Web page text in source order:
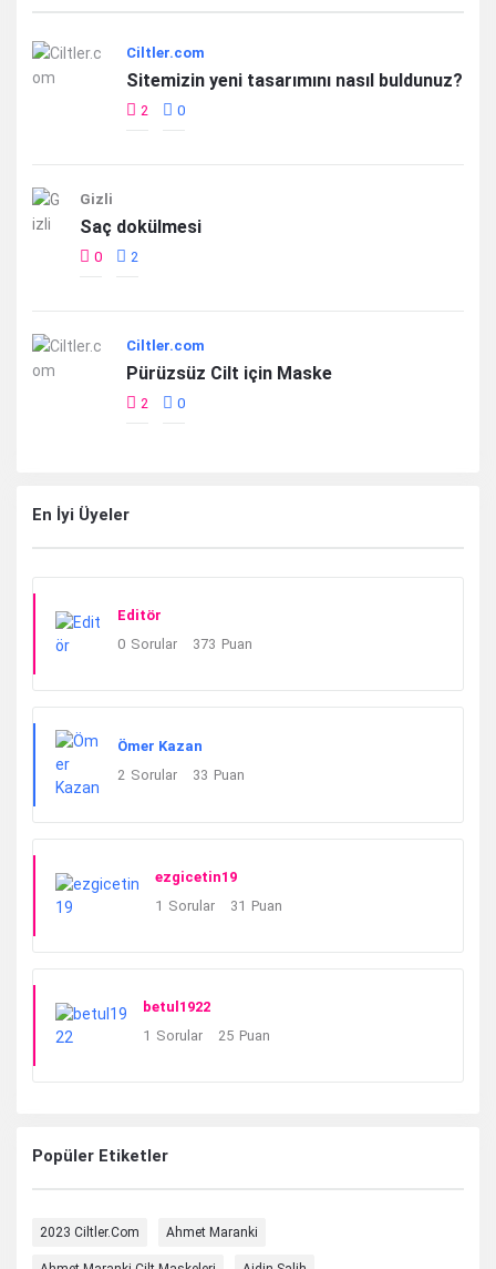
Ciltler.com
Sitemizin yeni tasarımını nasıl buldunuz?
2 0
Gizli
Saç dokülmesi
0 2
Ciltler.com
Pürüzsüz Cilt için Maske
2 0
En İyi Üyeler
Editör
0 Sorular 373 Puan
Ömer Kazan
2 Sorular 33 Puan
ezgicetin19
1 Sorular 31 Puan
betul1922
1 Sorular 25 Puan
Popüler Etiketler
2023 Ciltler.com Ahmet Maranki